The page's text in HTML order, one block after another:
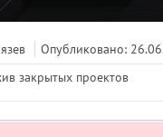
Опубликовано:
закрытых проектов